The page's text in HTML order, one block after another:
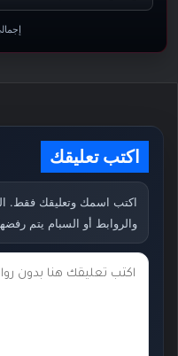
اكتب تعليقك
اكتب اسمك وتعليقك فقط.
والروابط أو السبام يتم رفضها
ت